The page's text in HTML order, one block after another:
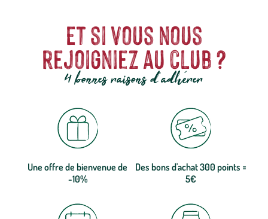
Et si vous nous
rejoigniez au club ?
4 bonnes raisons d'adhérer
Une offre de bienvenue de
-10%
Des bons d'achat 300 points =
5€